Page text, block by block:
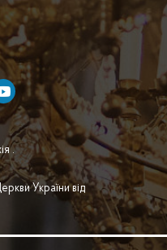
.
України від